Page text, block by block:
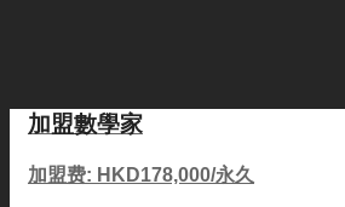
加盟數學家
加盟费: HKD178,000/永久